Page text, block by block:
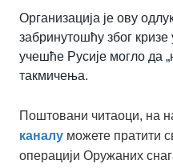
Организација је ову
забринутошћу због
учешће Русије могло да
такмичења.
Поштовани читаоци, на
каналу можете пратити
операцији Оружаних